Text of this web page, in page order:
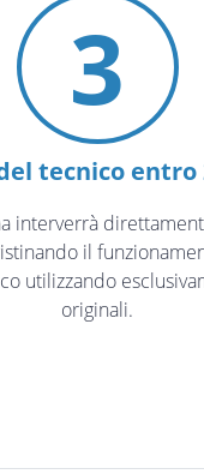
3
tecnico entro
interverrà
il
utilizzando
originali.